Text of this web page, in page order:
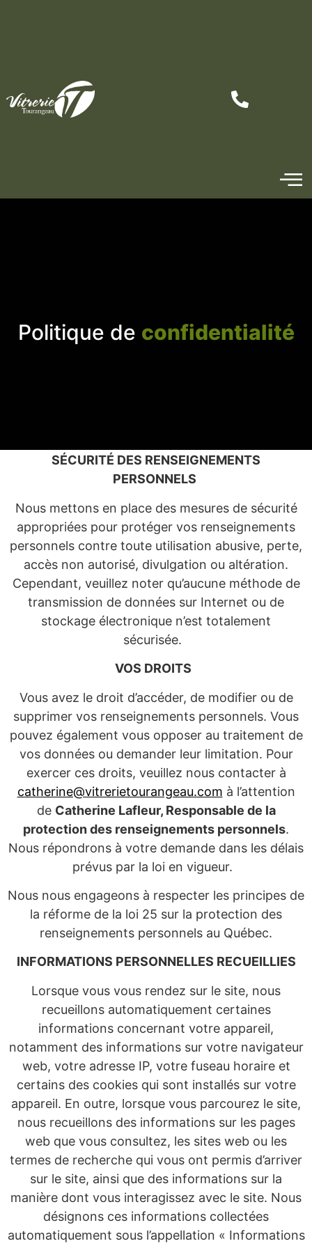
Politique de confidentialité
Politique de confidentialité Vitrerie
Tourangeau – Dernière mise à jour
SÉCURITÉ DES RENSEIGNEMENTS
PERSONNELS
Nous mettons en place des mesures de sécurité
appropriées pour protéger vos renseignements
personnels contre toute utilisation abusive, perte,
accès non autorisé, divulgation ou altération.
Cependant, veuillez noter qu’aucune méthode de
transmission de données sur Internet ou de
stockage électronique n’est totalement
sécurisée.
VOS DROITS
Vous avez le droit d’accéder, de modifier ou de
supprimer vos renseignements personnels. Vous
pouvez également vous opposer au traitement de
vos données ou demander leur limitation. Pour
exercer ces droits, veuillez nous contacter à
catherine@vitrerietourangeau.com à l’attention
de Catherine Lafleur, Responsable de la
protection des renseignements personnels.
Nous répondrons à votre demande dans les délais
prévus par la loi en vigueur.
Nous nous engageons à respecter les principes de
la réforme de la loi 25 sur la protection des
renseignements personnels au Québec.
INFORMATIONS PERSONNELLES RECUEILLIES
Lorsque vous vous rendez sur le site, nous
recueillons automatiquement certaines
informations concernant votre appareil,
notamment des informations sur votre navigateur
web, votre adresse IP, votre fuseau horaire et
certains des cookies qui sont installés sur votre
appareil. En outre, lorsque vous parcourez le site,
nous recueillons des informations sur les pages
web que vous consultez, les sites web ou les
termes de recherche qui vous ont permis d’arriver
sur le site, ainsi que des informations sur la
manière dont vous interagissez avec le site. Nous
désignons ces informations collectées
automatiquement sous l’appellation « Informations